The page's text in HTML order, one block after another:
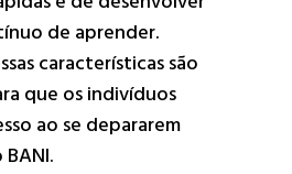
de aprender.
características são
que os indivíduos
ao se depararem